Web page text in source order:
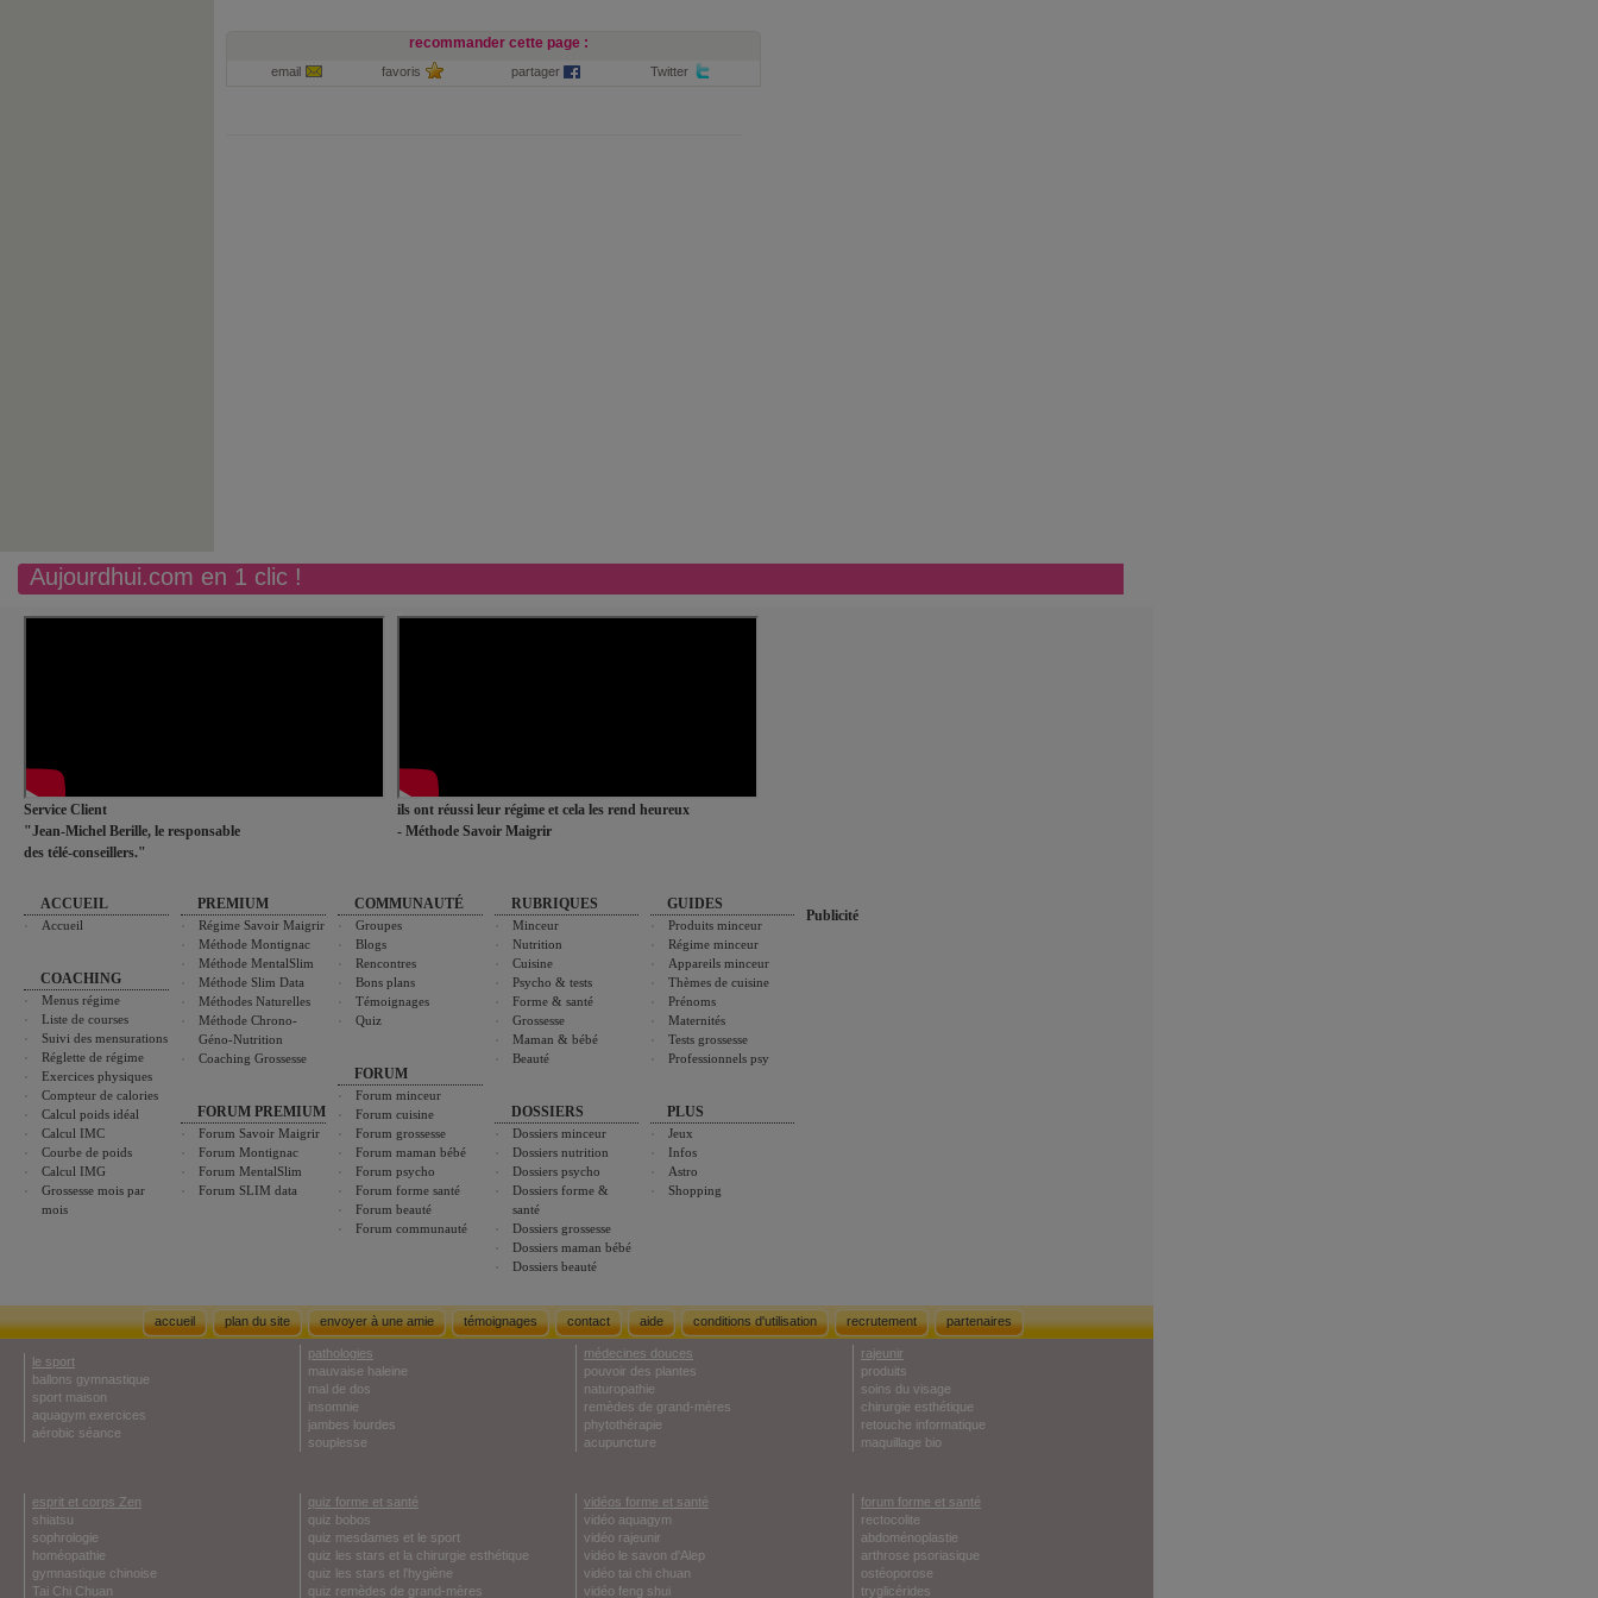
recommander cette page :
email favoris partager Twitter
Aujourdhui.com en 1 clic !
Service Client
"Jean-Michel Berille, le responsable
des télé-conseillers."
ils ont réussi leur régime et cela les rend heureux
- Méthode Savoir Maigrir
ACCUEIL
Accueil
COACHING
Menus régime
Liste de courses
Suivi des mensurations
Réglette de régime
Exercices physiques
Compteur de calories
Calcul poids idéal
Calcul IMC
Courbe de poids
Calcul IMG
Grossesse mois par
mois
PREMIUM
Régime Savoir Maigrir
Méthode Montignac
Méthode MentalSlim
Méthode Slim Data
Méthodes Naturelles
Méthode Chrono-
Géno-Nutrition
Coaching Grossesse
FORUM PREMIUM
Forum Savoir Maigrir
Forum Montignac
Forum MentalSlim
Forum SLIM data
COMMUNAUTÉ
Groupes
Blogs
Rencontres
Bons plans
Témoignages
Quiz
FORUM
Forum minceur
Forum cuisine
Forum grossesse
Forum maman bébé
Forum psycho
Forum forme santé
Forum beauté
Forum communauté
RUBRIQUES
Minceur
Nutrition
Cuisine
Psycho & tests
Forme & santé
Grossesse
Maman & bébé
Beauté
DOSSIERS
Dossiers minceur
Dossiers nutrition
Dossiers psycho
Dossiers forme &
santé
Dossiers grossesse
Dossiers maman bébé
Dossiers beauté
GUIDES
Produits minceur
Régime minceur
Appareils minceur
Thèmes de cuisine
Prénoms
Maternités
Tests grossesse
Professionnels psy
PLUS
Jeux
Infos
Astro
Shopping
Publicité
accueil plan du site envoyer à une amie témoignages contact aide conditions d'utilisation recrutement partenaires
le sport
ballons gymnastique
sport maison
aquagym exercices
aérobic séance
pathologies
mauvaise haleine
mal de dos
insomnie
jambes lourdes
souplesse
médecines douces
pouvoir des plantes
naturopathie
remèdes de grand-mères
phytothérapie
acupuncture
rajeunir
produits
soins du visage
chirurgie esthétique
retouche informatique
maquillage bio
esprit et corps Zen
shiatsu
sophrologie
homéopathie
gymnastique chinoise
Tai Chi Chuan
quiz forme et santé
quiz bobos
quiz mesdames et le sport
quiz les stars et la chirurgie esthétique
quiz les stars et l'hygiène
quiz remèdes de grand-mères
vidéos forme et santé
vidéo aquagym
vidéo rajeunir
vidéo le savon d'Alep
vidéo tai chi chuan
vidéo feng shui
forum forme et santé
rectocolite
abdoménoplastie
arthrose psoriasique
ostéoporose
tryglicérides